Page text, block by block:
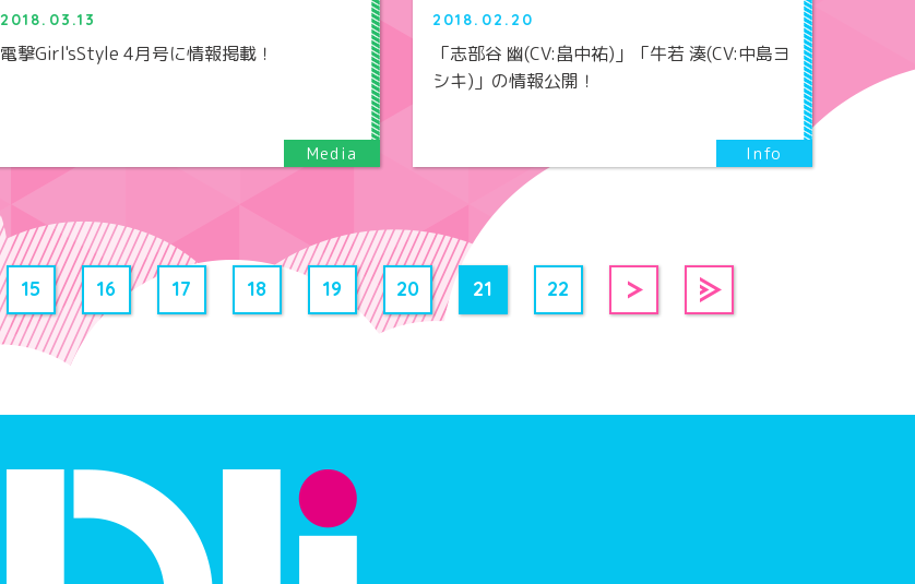
2018.03.13
電撃Girl'sStyle 4月号に情報掲載！
2018.02.20
「志部谷 幽(CV:畠中祐)」「牛若 湊(CV:中島ヨ
シキ)」の情報公開！
15 16 17 18 19 20 21 22